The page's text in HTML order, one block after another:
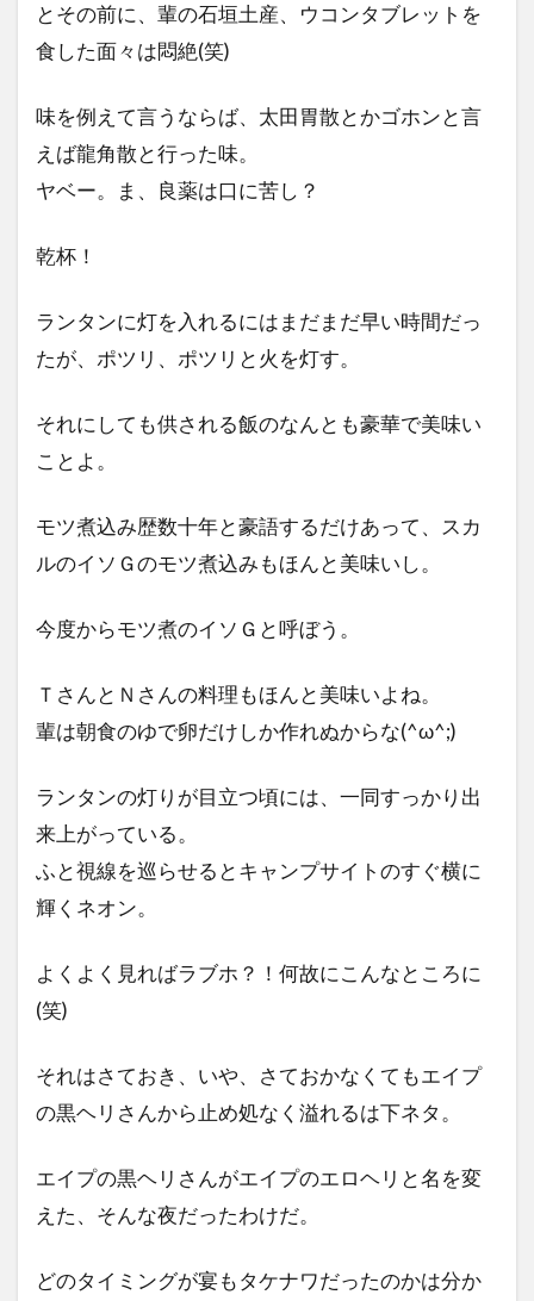
とその前に、輩の石垣土産、ウコンタブレットを
食した面々は悶絶(笑)
味を例えて言うならば、太田胃散とかゴホンと言
えば龍角散と行った味。
ヤベー。ま、良薬は口に苦し？
乾杯！
ランタンに灯を入れるにはまだまだ早い時間だっ
たが、ポツリ、ポツリと火を灯す。
それにしても供される飯のなんとも豪華で美味い
ことよ。
モツ煮込み歴数十年と豪語するだけあって、スカ
ルのイソＧのモツ煮込みもほんと美味いし。
今度からモツ煮のイソＧと呼ぼう。
ＴさんとＮさんの料理もほんと美味いよね。
輩は朝食のゆで卵だけしか作れぬからな(^ω^;)
ランタンの灯りが目立つ頃には、一同すっかり出
来上がっている。
ふと視線を巡らせるとキャンプサイトのすぐ横に
輝くネオン。
よくよく見ればラブホ？！何故にこんなところに
(笑)
それはさておき、いや、さておかなくてもエイプ
の黒ヘリさんから止め処なく溢れるは下ネタ。
エイプの黒ヘリさんがエイプのエロヘリと名を変
えた、そんな夜だったわけだ。
どのタイミングが宴もタケナワだったのかは分か